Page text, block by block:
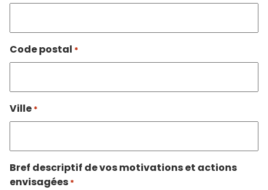
Code postal *
Ville *
Bref descriptif de vos motivations et actions
envisagées *